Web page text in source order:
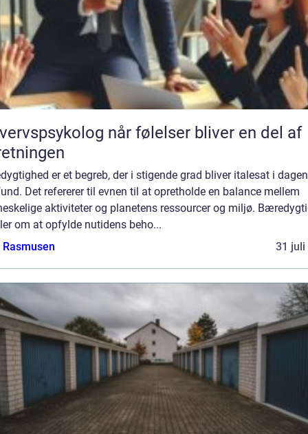
når følelser bliver en del af
er et begreb, der i stigende grad bliver italesat i
Det refererer til evnen til at opretholde en balance mellem
aktiviteter og planetens ressourcer og miljø.
om at opfylde nutidens beho...
31 juli